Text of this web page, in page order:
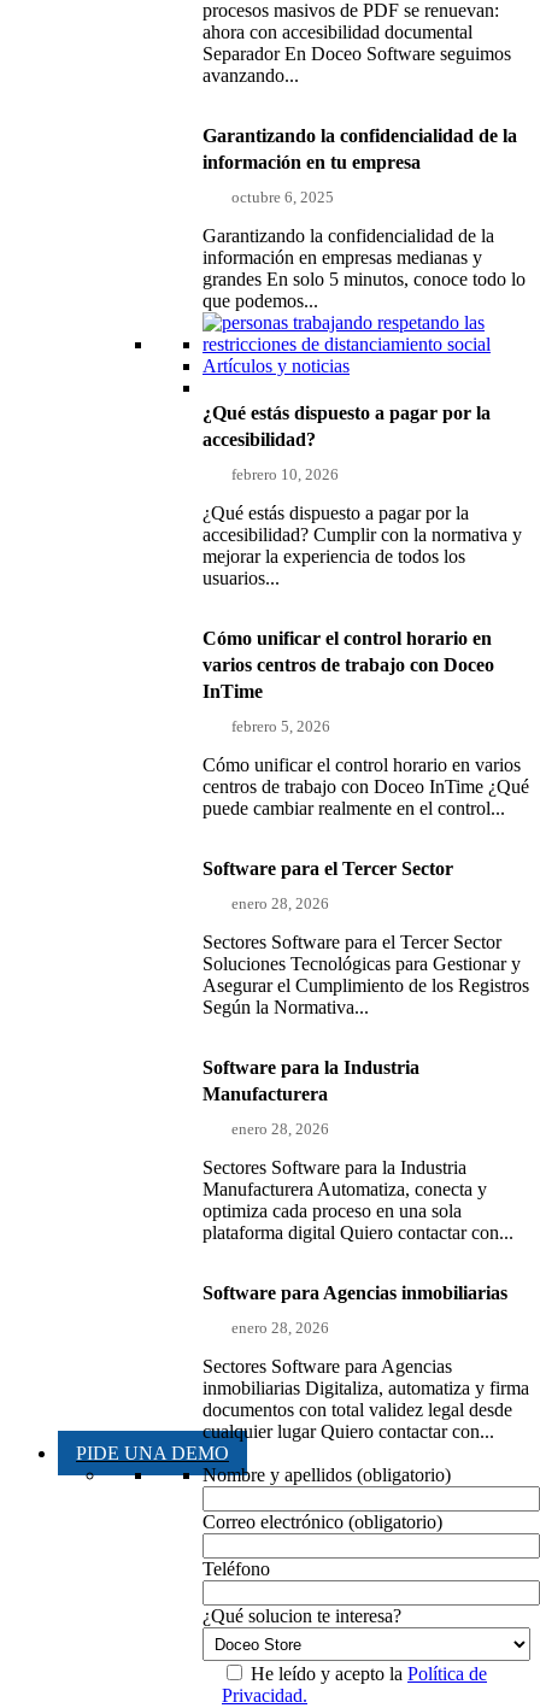
procesos masivos de PDF se renuevan:
ahora con accesibilidad documental
Separador En Doceo Software seguimos
avanzando...
Garantizando la confidencialidad de la
información en tu empresa
octubre 6, 2025
Garantizando la confidencialidad de la
información en empresas medianas y
grandes En solo 5 minutos, conoce todo lo
que podemos...
Artículos y noticias
¿Qué estás dispuesto a pagar por la
accesibilidad?
febrero 10, 2026
¿Qué estás dispuesto a pagar por la
accesibilidad? Cumplir con la normativa y
mejorar la experiencia de todos los
usuarios...
Cómo unificar el control horario en
varios centros de trabajo con Doceo
InTime
febrero 5, 2026
Cómo unificar el control horario en varios
centros de trabajo con Doceo InTime ¿Qué
puede cambiar realmente en el control...
Software para el Tercer Sector
enero 28, 2026
Sectores Software para el Tercer Sector
Soluciones Tecnológicas para Gestionar y
Asegurar el Cumplimiento de los Registros
Según la Normativa...
Software para la Industria
Manufacturera
enero 28, 2026
Sectores Software para la Industria
Manufacturera Automatiza, conecta y
optimiza cada proceso en una sola
plataforma digital Quiero contactar con...
Software para Agencias inmobiliarias
enero 28, 2026
Sectores Software para Agencias
inmobiliarias Digitaliza, automatiza y firma
documentos con total validez legal desde
cualquier lugar Quiero contactar con...
PIDE UNA DEMO
Nombre y apellidos (obligatorio)
Correo electrónico (obligatorio)
Teléfono
¿Qué solucion te interesa?
He leído y acepto la Política de
Privacidad.